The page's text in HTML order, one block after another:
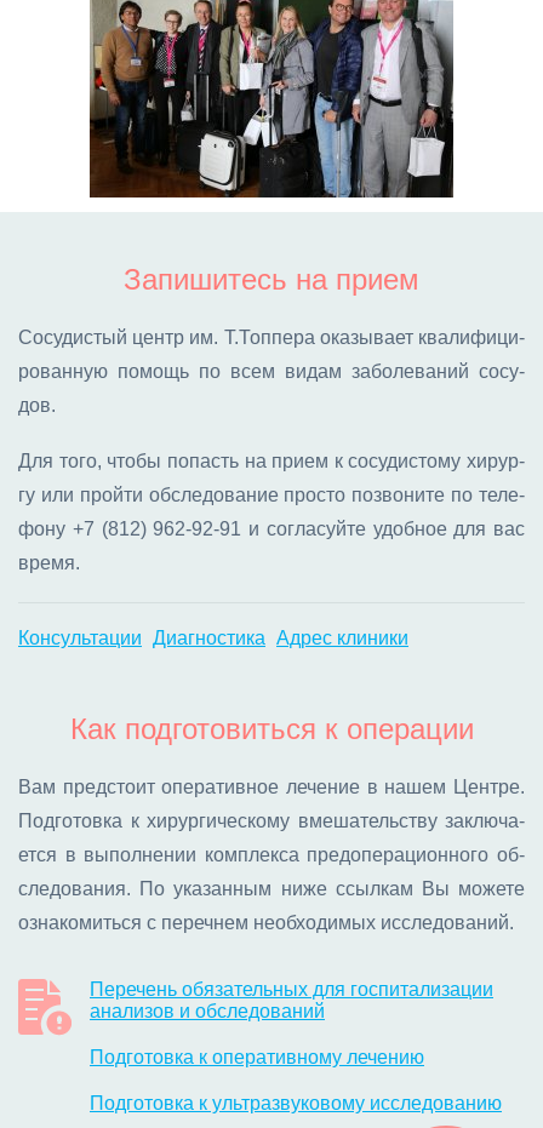
Запишитесь на прием
Со­су­ди­стый центр им. Т.Топ­пе­ра ока­зы­ва­ет ква­ли­фи­ци­
ро­ван­ную по­мощь по всем ви­дам за­бо­ле­ва­ний со­су­
дов.
Для то­го, что­бы по­пасть на при­ем к со­су­ди­сто­му хи­рур­
гу или прой­ти об­сле­до­ва­ние про­сто по­зво­ни­те по те­ле­
фо­ну +7 (812) 962-92-91 и со­гла­суй­те удоб­ное для вас
вре­мя.
Консультации Диагностика Адрес клиники
Как подготовиться к операции
Вам пред­сто­ит опе­ра­тив­ное ле­че­ние в на­шем Цен­тре.
Под­го­тов­ка к хи­рур­ги­че­ско­му вме­ша­тель­ству за­клю­ча­
ет­ся в вы­пол­не­нии ком­плек­са пред­опе­ра­ци­он­но­го об­
сле­до­ва­ния. По ука­зан­ным ни­же ссыл­кам Вы мо­же­те
озна­ко­мить­ся с пе­реч­нем необ­хо­ди­мых ис­сле­до­ва­ний.
Перечень обязательных для госпитализации
анализов и обследований
Подготовка к оперативному лечению
Подготовка к ультразвуковому исследованию